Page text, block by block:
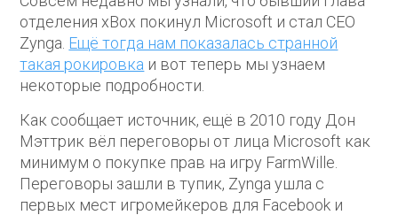
отделения xBox покинул Microsoft и стал CEO
Zynga. Ещё тогда нам показалась странной
такая рокировка и вот теперь мы узнаем
некоторые подробности.
Как сообщает источник, ещё в 2010 году Дон
Мэттрик вёл переговоры от лица Microsoft как
минимум о покупке прав на игру FarmWille.
Переговоры зашли в тупик, Zynga ушла с
первых мест игромейкеров для Facebook и